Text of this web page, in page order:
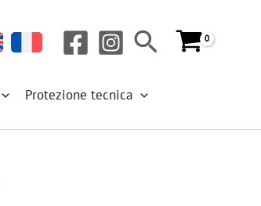
Cerca
Protezione tecnica